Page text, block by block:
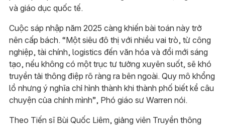
và giáo dục quốc tế.
Cuộc sáp nhập năm 2025 càng khiến bài toán này trở
nên cấp bách. “Một siêu đô thị với nhiều vai trò, từ công
nghiệp, tài chính, logistics đến văn hóa và đổi mới sáng
tạo, nếu không có một trục tư tưởng xuyên suốt, sẽ khó
truyền tải thông điệp rõ ràng ra bên ngoài. Quy mô khổng
lồ nhưng ý nghĩa chỉ hình thành khi thành phố biết kể câu
chuyện của chính mình”, Phó giáo sư Warren nói.
Theo Tiến sĩ Bùi Quốc Liêm, giảng viên Truyền thông